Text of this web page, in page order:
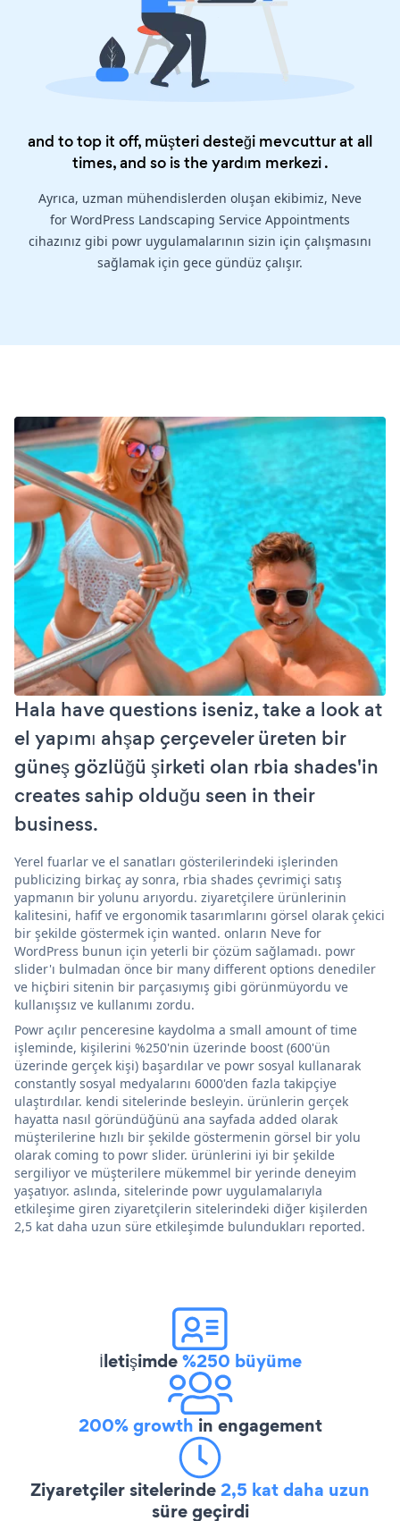
and to top it off, müşteri desteği mevcuttur at all
times, and so is theyardım merkezi.
Ayrıca, uzman mühendislerden oluşan ekibimiz, Neve
for WordPress Landscaping Service Appointments
cihazınız gibi powr uygulamalarının sizin için çalışmasını
sağlamak için gece gündüz çalışır.
Hala have questions iseniz, take a look at
el yapımı ahşap çerçeveler üreten bir
güneş gözlüğü şirketi olan rbia shades'in
creates sahip olduğu seen in their
business.
Yerel fuarlar ve el sanatları gösterilerindeki işlerinden
publicizing birkaç ay sonra, rbia shades çevrimiçi satış
yapmanın bir yolunu arıyordu. ziyaretçilere ürünlerinin
kalitesini, hafif ve ergonomik tasarımlarını görsel olarak çekici
bir şekilde göstermek için wanted. onların Neve for
WordPress bunun için yeterli bir çözüm sağlamadı. powr
slider'ı bulmadan önce bir many different options denediler
ve hiçbiri sitenin bir parçasıymış gibi görünmüyordu ve
kullanışsız ve kullanımı zordu.
Powr açılır penceresine kaydolma a small amount of time
işleminde, kişilerini %250'nin üzerinde boost (600'ün
üzerinde gerçek kişi) başardılar ve powr sosyal kullanarak
constantly sosyal medyalarını 6000'den fazla takipçiye
ulaştırdılar. kendi sitelerinde besleyin. ürünlerin gerçek
hayatta nasıl göründüğünü ana sayfada added olarak
müşterilerine hızlı bir şekilde göstermenin görsel bir yolu
olarak coming to powr slider. ürünlerini iyi bir şekilde
sergiliyor ve müşterilere mükemmel bir yerinde deneyim
yaşatıyor. aslında, sitelerinde powr uygulamalarıyla
etkileşime giren ziyaretçilerin sitelerindeki diğer kişilerden
2,5 kat daha uzun süre etkileşimde bulundukları reported.
İletişimde%250 büyüme
200% growth in engagement
Ziyaretçiler sitelerinde2,5 kat daha uzun
süre geçirdi